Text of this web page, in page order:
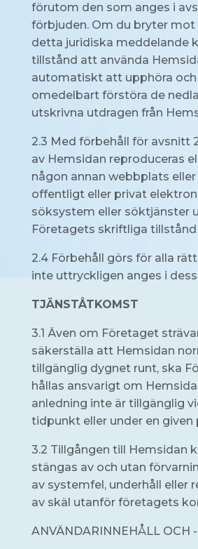
förutom den som anges i
förbjuden. Om du bryter mot
detta juridiska meddelande
tillstånd att använda
automatiskt att upphöra
omedelbart förstöra de
utskrivna utdragen från
2.3 Med förbehåll för avsnitt
av Hemsidan reproduceras
någon annan webbplats
offentligt eller privat
söksystem eller söktjänster
Företagets skriftliga tillstånd
2.4 Förbehåll görs för alla
inte uttryckligen anges i
TJÄNSTÅTKOMST
3.1 Även om Företaget
säkerställa att Hemsidan
tillgänglig dygnet runt, ska
hållas ansvarigt om
anledning inte är tillgänglig
tidpunkt eller under en given
3.2 Tillgången till Hemsidan
stängas av och utan
av systemfel, underhåll eller
av skäl utanför företagets
ANVÄNDARINNEHÅLL OCH